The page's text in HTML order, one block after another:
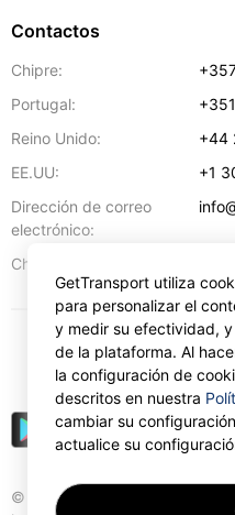
Contactos
Chipre:
Portugal:
Reino Unido:
+44
EE.UU:
+1
Dirección de correo
electrónico:
Chipre:
© Gettransport International
EUR
GetTransport utiliza
para personalizar el
y medir su efectividad,
de la plataforma. Al
la configuración de
descritos en nuestra
cambiar su
actualice su